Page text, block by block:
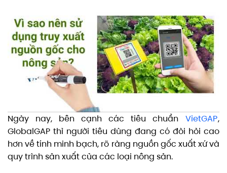
Ngày nay, bên cạnh các tiêu chuẩn VietGAP,
GlobalGAP thì người tiêu dùng đang có đòi hỏi cao
hơn về tính minh bạch, rõ ràng nguồn gốc xuất xứ và
quy trình sản xuất của các loại nông sản.